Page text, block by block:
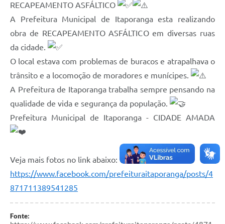
Estatuto dos Servidores Municipais
PLANO MUNICIPAL DE ASSISTÊNCIA SOCIAL
A Nossa Cidade
Galeria de Vídeos
Legislação
Editais
Banco do Povo Paulista
Serviços ao Cidadão
Nota Fiscal Eletrônica
RECAPEAMENTO ASFÁLTICO
A Prefeitura Municipal de Itaporanga esta realizando
obra de RECAPEAMENTO ASFÁLTICO em diversas ruas
da cidade.
O local estava com problemas de buracos e atrapalhava o
trânsito e a locomoção de moradores e munícipes.
A Prefeitura de Itaporanga trabalha sempre pensando na
qualidade de vida e segurança da população.
Prefeitura Municipal de Itaporanga - CIDADE AMADA
Veja mais fotos no link abaixo:
https://www.facebook.com/prefeituraitaporanga/posts/4
871711389541285
Fonte: